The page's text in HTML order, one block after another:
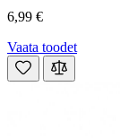
6,99 €
Vaata toodet